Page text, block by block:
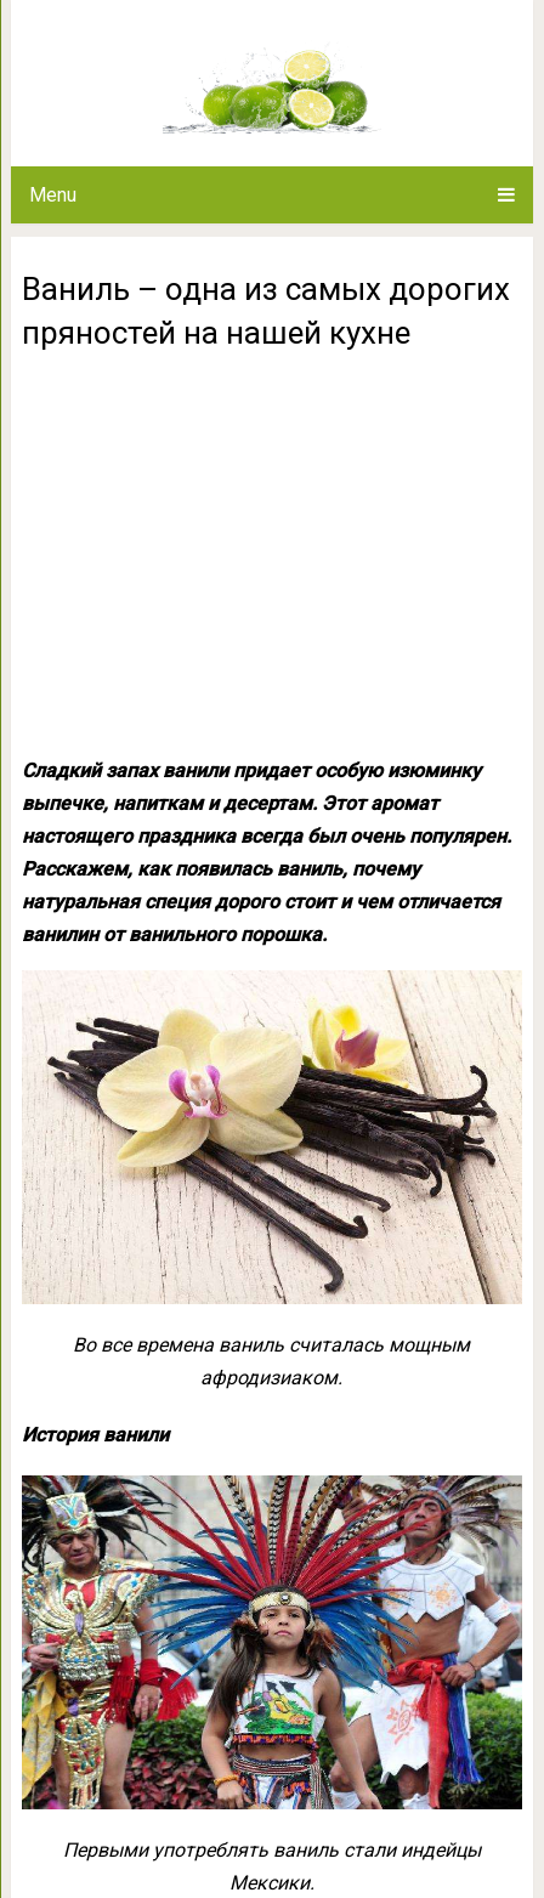
Menu
Ваниль – одна из самых дорогих
пряностей на нашей кухне
Сладкий запах ванили придает особую изюминку
выпечке, напиткам и десертам. Этот аромат
настоящего праздника всегда был очень популярен.
Расскажем, как появилась ваниль, почему
натуральная специя дорого стоит и чем отличается
ванилин от ванильного порошка.
Во все времена ваниль считалась мощным
афродизиаком.
История ванили
Первыми употреблять ваниль стали индейцы
Мексики.